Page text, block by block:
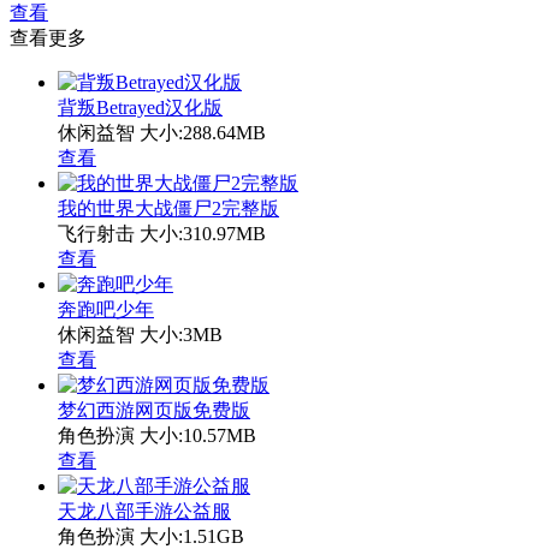
查看
查看更多
背叛Betrayed汉化版
休闲益智 大小:288.64MB
查看
我的世界大战僵尸2完整版
飞行射击 大小:310.97MB
查看
奔跑吧少年
休闲益智 大小:3MB
查看
梦幻西游网页版免费版
角色扮演 大小:10.57MB
查看
天龙八部手游公益服
角色扮演 大小:1.51GB